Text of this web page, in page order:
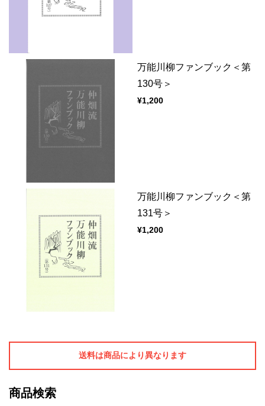
万能川柳ファンブック＜第
130号＞
¥1,200
万能川柳ファンブック＜第
131号＞
¥1,200
送料は商品により異なります
商品検索